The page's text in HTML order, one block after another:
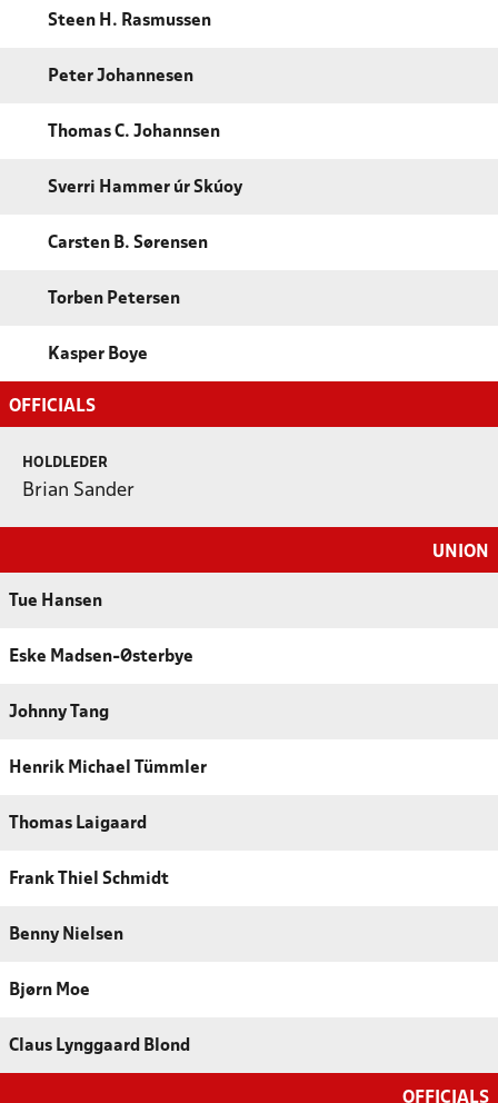
Steen H. Rasmussen
Peter Johannesen
Thomas C. Johannsen
Sverri Hammer úr Skúoy
Carsten B. Sørensen
Torben Petersen
Kasper Boye
OFFICIALS
HOLDLEDER
Brian Sander
UNION
Tue Hansen
Eske Madsen-Østerbye
Johnny Tang
Henrik Michael Tümmler
Thomas Laigaard
Frank Thiel Schmidt
Benny Nielsen
Bjørn Moe
Claus Lynggaard Blond
OFFICIALS